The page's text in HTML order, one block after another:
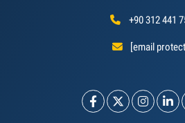
+90 312 441
[email